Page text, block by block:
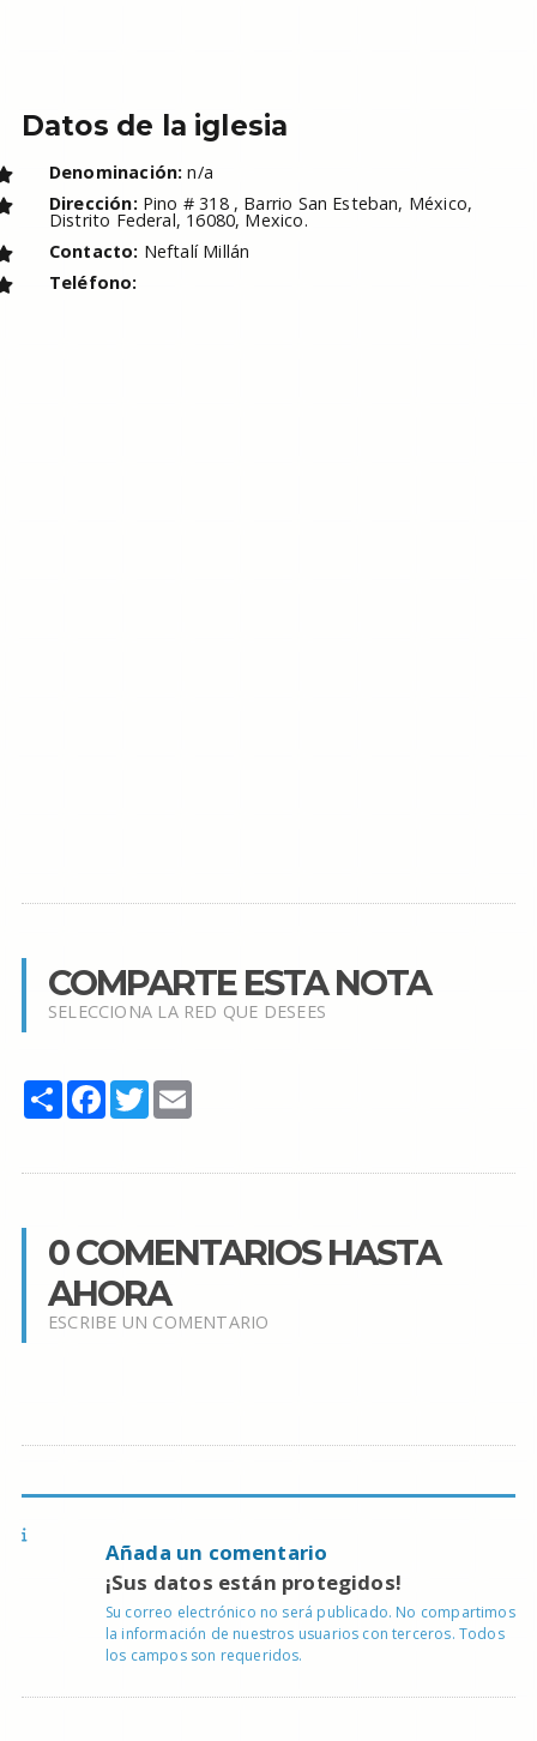
Datos de la iglesia
Denominación: n/a
Dirección: Pino # 318 , Barrio San Esteban, México,
Distrito Federal, 16080, Mexico.
Contacto: Neftalí Millán
Teléfono:
COMPARTE ESTA NOTA
SELECCIONA LA RED QUE DESEES
Share Facebook
TwitterEmail
0 COMENTARIOS HASTA
AHORA
ESCRIBE UN COMENTARIO
Añada un comentario
¡Sus datos están protegidos!
Su correo electrónico no será publicado. No compartimos
la información de nuestros usuarios con terceros. Todos
los campos son requeridos.